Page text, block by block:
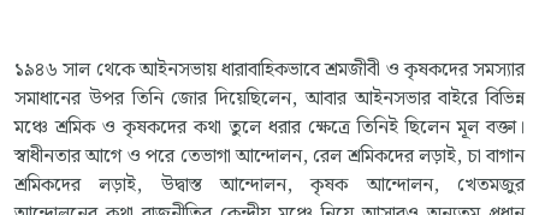
১৯৪৬ সাল থেকে আইনসভায় ধারাবাহিকভাবে শ্রমজীবী ও কৃষকদের সমস্যার
সমাধানের উপর তিনি জোর দিয়েছিলেন, আবার আইনসভার বাইরে বিভিন্ন
মঞ্চে শ্রমিক ও কৃষকদের কথা তুলে ধরার ক্ষেত্রে তিনিই ছিলেন মূল বক্তা।
স্বাধীনতার আগে ও পরে তেভাগা আন্দোলন, রেল শ্রমিকদের লড়াই, চা বাগান
শ্রমিকদের লড়াই, উদ্বাস্ত আন্দোলন, কৃষক আন্দোলন, খেতমজুর